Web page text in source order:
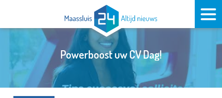
Powerboost uw CV Dag!